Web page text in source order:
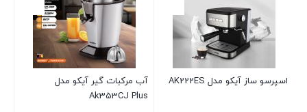
آب مرکبات گیر آیکو مدل
آبمیوه گیر تک AK133JC